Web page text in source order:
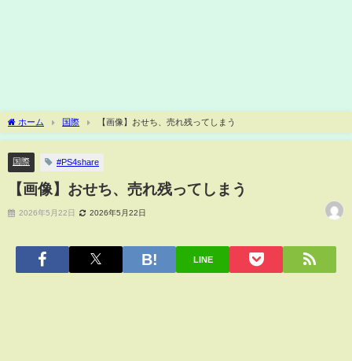
ホーム 国際 【画像】おせち、売れ残ってしまう
国際 #PS4share
【画像】おせち、売れ残ってしまう
2026年5月22日 2026年5月22日
LINE